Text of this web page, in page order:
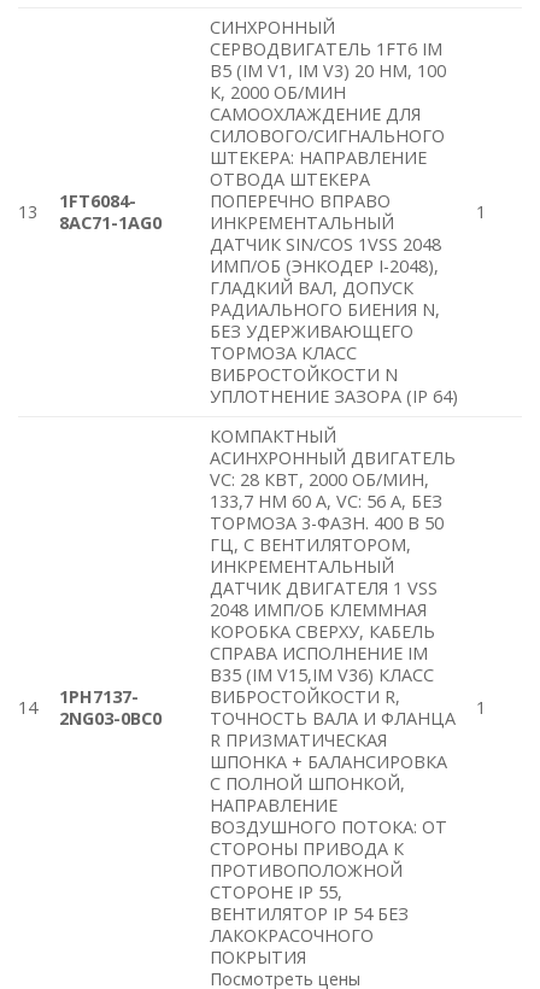
13
1FT6084-
8AC71-1AG0
СИНХРОННЫЙ
СЕРВОДВИГАТЕЛЬ 1FT6 IM
B5 (IM V1, IM V3) 20 HM, 100
К, 2000 ОБ/МИН
САМООХЛАЖДЕНИЕ ДЛЯ
СИЛОВОГО/СИГНАЛЬНОГО
ШТЕКЕРА: НАПРАВЛЕНИЕ
ОТВОДА ШТЕКЕРА
ПОПЕРЕЧНО ВПРАВО
ИНКРЕМЕНТАЛЬНЫЙ
ДАТЧИК SIN/COS 1VSS 2048
ИМП/ОБ (ЭНКОДЕР I-2048),
ГЛАДКИЙ ВАЛ, ДОПУСК
РАДИАЛЬНОГО БИЕНИЯ N,
БЕЗ УДЕРЖИВАЮЩЕГО
ТОРМОЗА КЛАСС
ВИБРОСТОЙКОСТИ N
УПЛОТНЕНИЕ ЗАЗОРА (IP 64)
1
14
1PH7137-
2NG03-0BC0
КОМПАКТНЫЙ
АСИНХРОННЫЙ ДВИГАТЕЛЬ
VC: 28 КВТ, 2000 ОБ/МИН,
133,7 HM 60 A, VC: 56 A, БЕЗ
ТОРМОЗА 3-ФАЗН. 400 В 50
ГЦ, С ВЕНТИЛЯТОРОМ,
ИНКРЕМЕНТАЛЬНЫЙ
ДАТЧИК ДВИГАТЕЛЯ 1 VSS
2048 ИМП/ОБ КЛЕММНАЯ
КОРОБКА СВЕРХУ, КАБЕЛЬ
СПРАВА ИСПОЛНЕНИЕ IM
B35 (IM V15,IM V36) КЛАСС
ВИБРОСТОЙКОСТИ R,
ТОЧНОСТЬ ВАЛА И ФЛАНЦА
R ПРИЗМАТИЧЕСКАЯ
ШПОНКА + БАЛАНСИРОВКА
С ПОЛНОЙ ШПОНКОЙ,
НАПРАВЛЕНИЕ
ВОЗДУШНОГО ПОТОКА: ОТ
СТОРОНЫ ПРИВОДА К
ПРОТИВОПОЛОЖНОЙ
СТОРОНЕ IP 55,
ВЕНТИЛЯТОР IP 54 БЕЗ
ЛАКОКРАСОЧНОГО
ПОКРЫТИЯ
Посмотреть цены
1